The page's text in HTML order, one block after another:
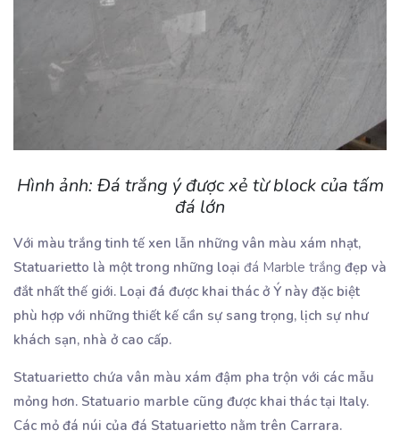
Hình ảnh: Đá trắng ý được xẻ từ block của tấm
đá lớn
Với màu trắng tinh tế xen lẫn những vân màu xám nhạt,
Statuarietto là một trong những loại đá Marble trắng đẹp và
đắt nhất thế giới. Loại đá được khai thác ở Ý này đặc biệt
phù hợp với những thiết kế cần sự sang trọng, lịch sự như
khách sạn, nhà ở cao cấp.
Statuarietto chứa vân màu xám đậm pha trộn với các mẫu
mỏng hơn. Statuario marble cũng được khai thác tại Italy.
Các mỏ đá núi của đá Statuarietto nằm trên Carrara.